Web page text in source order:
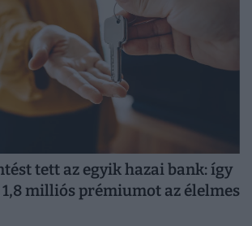
tett az egyik hazai bank: így
milliós prémiumot az élelmes